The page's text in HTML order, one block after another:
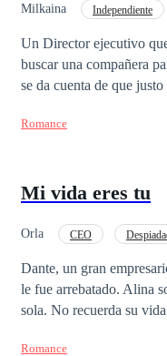
Milkaina Independiente
Un Director ejecutivo
buscar una compañera
se da cuenta de que
él. Sin embargo, estará
descubra que él y su
Romance
Mi vida eres tu
Orla CEO
Dante, un gran
le fue arrebatado. Alina
sola. No recuerda su vida anterior y lucha
Romance